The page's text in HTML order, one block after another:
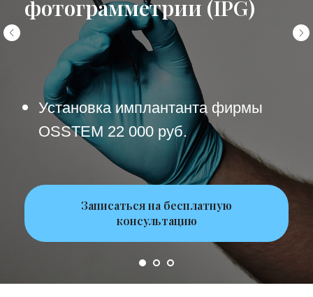
фотограмметрии (IPG)
Установка имплантанта фирмы
OSSTEM 22 000 руб.
Записаться на бесплатную
консультацию